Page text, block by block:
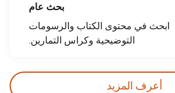
بحث عام
ابحث في محتوى الكتاب والرسومات
التوضيحية وكراس التمارين.
أعرف المزيد